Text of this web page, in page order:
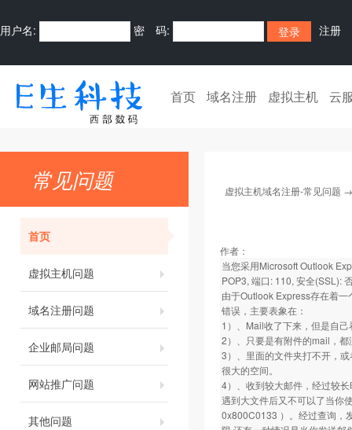
用户名: 密 码: 注册
首页 域名注册 虚拟主机 云
常见问题
首页
虚拟主机问题
域名注册问题
企业邮局问题
网站推广问题
其他问题
虚拟主机域名注册-常见问题
作者：
当您采用Microsoft Outlook
POP3, 端口: 110, 安全(SSL):
由于Outlook Express存在着
错误，主要表象在：
1）、Mail收了下来，但是自
2）、只要是有附件的mail，
3）、里面的文件夹打不开，
很大的空间。
4）、收到较大邮件，经过较
遇到大文件后又不可以了当你
0x800C0133 ）。经过查询，